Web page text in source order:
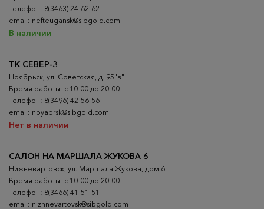
ТК СЕВЕР-3
Ноябрьск, ул. Советская, д. 95"в"
Время работы: с 10-00 до 20-00
Телефон: 8(3496) 42-56-56
email: noyabrsk@sibgold.com
Нет в наличии
Телефон: 8(3463) 24-62-62
email: nefteugansk@sibgold.com
В наличии
САЛОН НА МАРШАЛА ЖУКОВА 6
Нижневартовск, ул. Маршала Жукова, дом 6
Время работы: с 10-00 до 20-00
Телефон: 8(3466) 41-51-51
email: nizhnevartovsk@sibgold.com